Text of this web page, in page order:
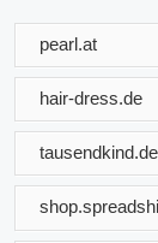
pearl.at
hair-dress.de
tausendkind.de